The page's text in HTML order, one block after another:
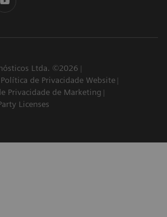
Ltda. ©2026
Política de Privacidade Website
Privacidade de Marketing
Licenses